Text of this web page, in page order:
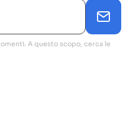
A questo scopo, cerca le